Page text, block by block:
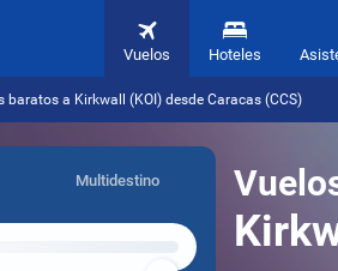
Vuelos Hoteles
baratos a Kirkwall (KOI) desde Caracas (CCS)
Multidestino